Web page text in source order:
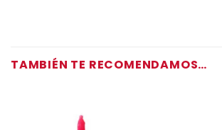
TAMBIÉN TE RECOMENDAMOS…